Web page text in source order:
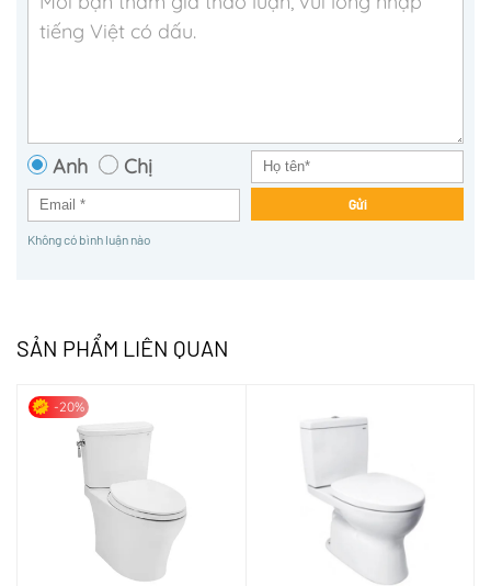
Anh Chị
Gửi
Không có bình luận nào
SẢN PHẨM LIÊN QUAN
-20%